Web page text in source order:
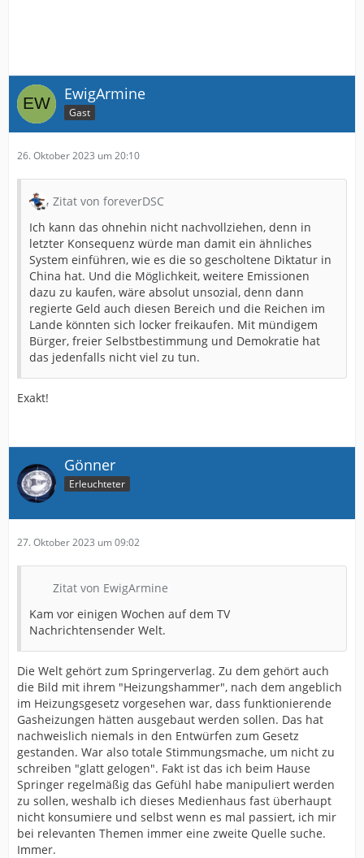
EwigArmine
Gast
26. Oktober 2023 um 20:10
Zitat von foreverDSC
Ich kann das ohnehin nicht nachvollziehen, denn in
letzter Konsequenz würde man damit ein ähnliches
System einführen, wie es die so gescholtene Diktatur in
China hat. Und die Möglichkeit, weitere Emissionen
dazu zu kaufen, wäre absolut unsozial, denn dann
regierte Geld auch diesen Bereich und die Reichen im
Lande könnten sich locker freikaufen. Mit mündigem
Bürger, freier Selbstbestimmung und Demokratie hat
das jedenfalls nicht viel zu tun.
Exakt!
Gönner
Erleuchteter
27. Oktober 2023 um 09:02
Zitat von EwigArmine
Kam vor einigen Wochen auf dem TV
Nachrichtensender Welt.
Die Welt gehört zum Springerverlag. Zu dem gehört auch
die Bild mit ihrem "Heizungshammer", nach dem angeblich
im Heizungsgesetz vorgesehen war, dass funktionierende
Gasheizungen hätten ausgebaut werden sollen. Das hat
nachweislich niemals in den Entwürfen zum Gesetz
gestanden. War also totale Stimmungsmache, um nicht zu
schreiben "glatt gelogen". Fakt ist das ich beim Hause
Springer regelmäßig das Gefühl habe manipuliert werden
zu sollen, weshalb ich dieses Medienhaus fast überhaupt
nicht konsumiere und selbst wenn es mal passiert, ich mir
bei relevanten Themen immer eine zweite Quelle suche.
Immer.